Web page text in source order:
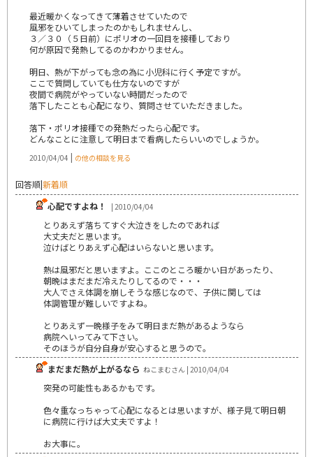
最近暖かくなってきて薄着させていたので
風邪をひいてしまったのかもしれませんし、
３／３０（５日前）にポリオの一回目を接種しており
何が原因で発熱してるのかわかりません。
明日、熱が下がっても念の為に小児科に行く予定ですが。
ここで質問していても仕方ないのですが
夜間で病院がやっていない時間だったので
落下したことも心配になり、質問させていただきました。
落下・ポリオ接種での発熱だったら心配です。
どんなことに注意して明日まで看病したらいいのでしょうか。
2010/04/04 | の他の相談を見る
回答順|新着順
心配ですよね！
| 2010/04/04
とりあえず落ちてすぐ大泣きをしたのであれば
大丈夫だと思います。
泣けばとりあえず心配はいらないと思います。
熱は風邪だと思いますよ。ここのところ暖かい日があったり、
朝晩はまだまだ冷えたりしてるので・・・
大人でさえ体調を崩しそうな感じなので、子供に関しては
体調管理が難しいですよね。
とりあえず一晩様子をみて明日まだ熱があるようなら
病院へいってみて下さい。
そのほうが自分自身が安心すると思うので。
まだまだ熱が上がるなら ねこまむさん | 2010/04/04
突発の可能性もあるかもです。
色々重なっちゃって心配になるとは思いますが、様子見て明日朝
に病院に行けば大丈夫ですよ！
お大事に。